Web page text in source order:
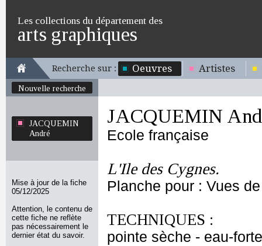
Les collections du département des
arts graphiques
Recherche sur : Oeuvres Artistes
Nouvelle recherche
JACQUEMIN
André
Mise à jour de la fiche
05/12/2025
Attention, le contenu de
cette fiche ne reflète
pas nécessairement le
dernier état du savoir.
JACQUEMIN
Ecole française
L'Ile des Cygnes.
Planche pour : Vues
TECHNIQUES :
pointe sèche - eau-